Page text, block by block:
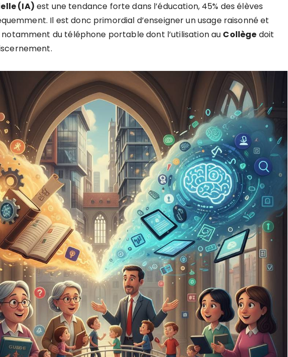
(IA) est une tendance forte dans l’éducation, 45% des élèves
Il est donc primordial d’enseigner un usage raisonné et
notamment du téléphone portable dont l’utilisation au Collège doit